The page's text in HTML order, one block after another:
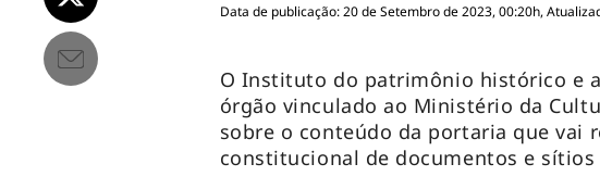
Data de publicação: 20 de Setembro de 2023, 00:20h,
O Instituto do patrimônio histórico e
órgão vinculado ao Ministério da
sobre o conteúdo da portaria que vai
constitucional de documentos e